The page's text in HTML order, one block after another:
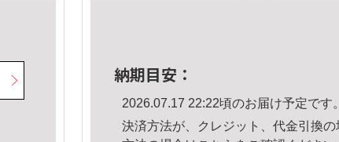
納期目安：
2026.07.17 22:22頃のお届け予定です。
決済方法が、クレジット、代金引換